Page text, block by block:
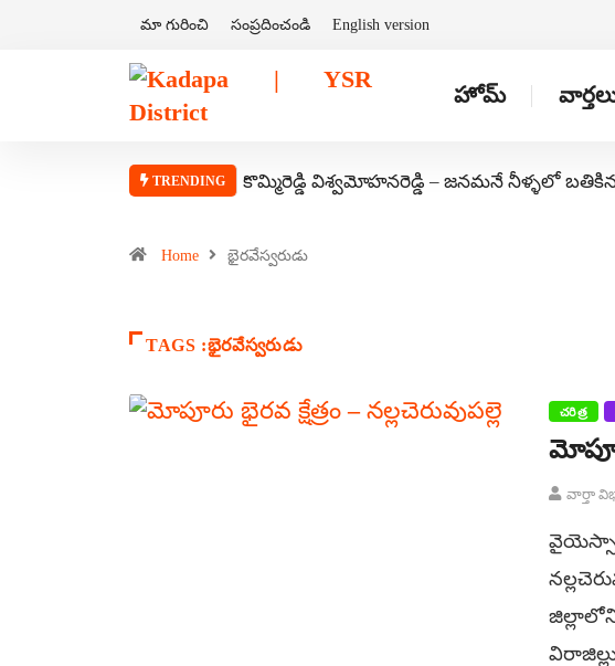
మా గురించి సంప్రదించండి English version
హోమ్
TRENDING కొమ్మిరెడ్డి విశ్వమోహనరెడ్డి – జనమనే నీళ్ళలో
Home భైరవేస్వరుడు
TAGS :భైరవేస్వరుడు
చరిత్ర
వార్తా